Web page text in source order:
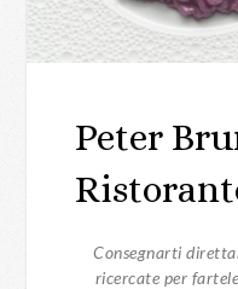
Peter
Consegnarti
ricercate per